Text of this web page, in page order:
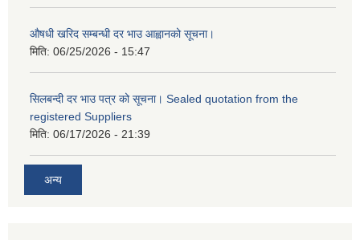
औषधी खरिद सम्बन्धी दर भाउ आह्वानको सूचना।
मिति: 06/25/2026 - 15:47
सिलबन्दी दर भाउ पत्र को सूचना। Sealed quotation from the
registered Suppliers
मिति: 06/17/2026 - 21:39
अन्य